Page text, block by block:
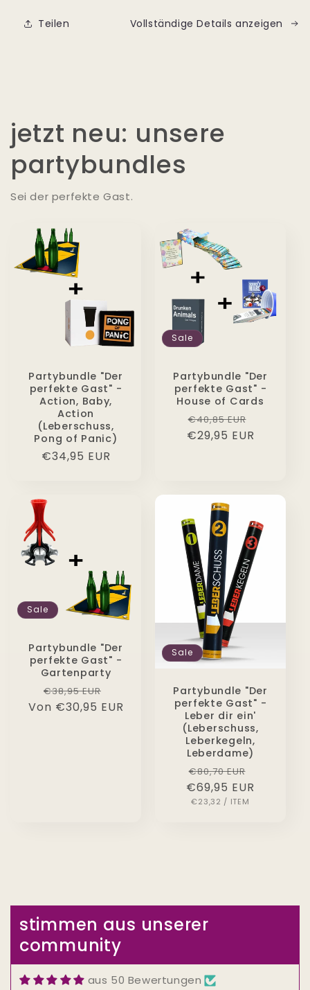
Teilen Vollständige Details anzeigen
jetzt neu: unsere
partybundles
Sei der perfekte Gast.
Partybundle "Der
perfekte Gast" -
Action, Baby,
Action
(Leberschuss,
Pong of Panic)
Normaler
€34,95 EUR
Sale
Partybundle "Der
perfekte Gast" -
House of Cards
Normaler
Preis
€40,85 EUR
€29,95 EUR
Sale
Partybundle "Der
perfekte Gast" -
Gartenparty
Normaler
Preis
€38,95 EUR
Verkaufspreis
Von €30,95 EUR
Sale
Partybundle "Der
perfekte Gast" -
Leber dir ein'
(Leberschuss,
Leberkegeln,
Leberdame)
Normaler
Preis
€80,70 EUR
€69,95 EUR
GRUNDPREIS
€23,32 / PRO
ITEM
stimmen aus unserer
community
aus 50 Bewertungen
hat mega Spaß gemacht. Die
Runden sind richtig chaotisch
und man weiß nie, was als
Nächstes passiert. Genau das
macht das Spiel so witzig.